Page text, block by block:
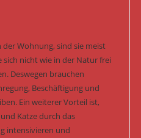
der Wohnung, sind sie meist
nicht wie in der Natur frei
Deswegen brauchen
Beschäftigung und
Ein weiterer Vorteil ist,
Katze durch das
intensivieren und